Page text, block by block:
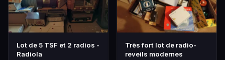
Lot de 5 TSF et 2 radios -
Radiola
Très fort lot de radio-
reveils modernes